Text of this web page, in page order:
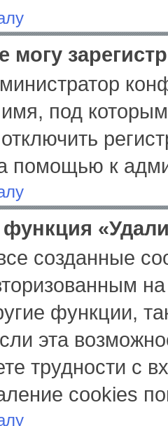
могу
под
помощью к
функция
созданные
функции,
эта
трудности с
cookies